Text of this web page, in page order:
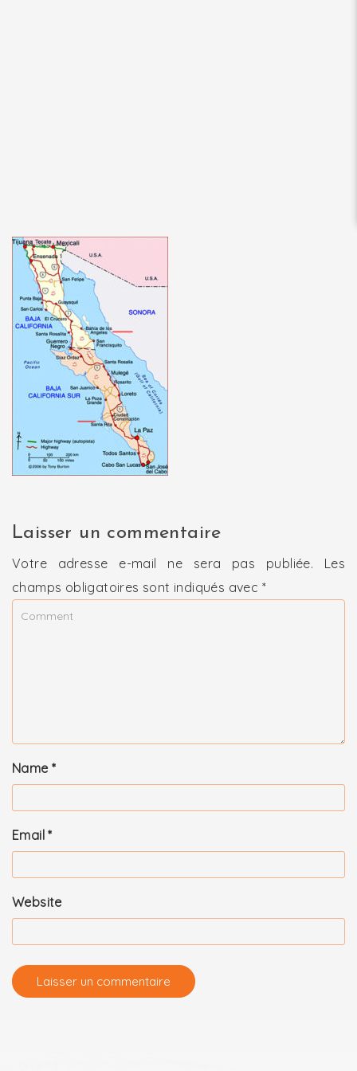
Laisser un commentaire
Votre adresse e-mail ne sera pas publiée.
Les
champs obligatoires sont indiqués avec *
Name *
Email*
Website